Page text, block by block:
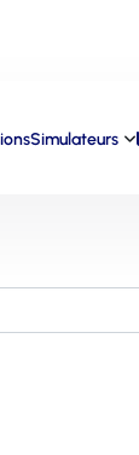
Simulateurs